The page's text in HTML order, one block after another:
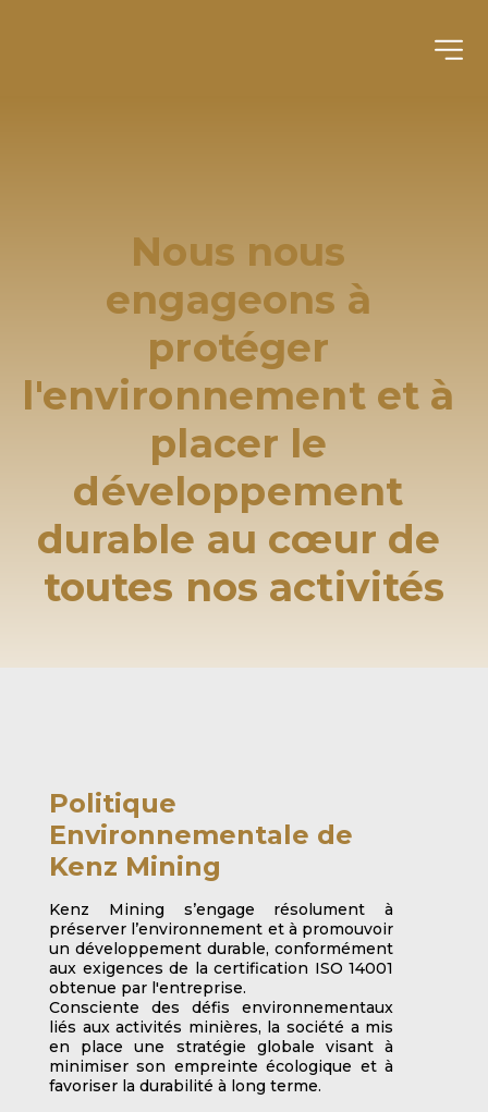
Nous nous
engageons à
protéger
l'environnement et à
placer le
développement
durable au cœur de
toutes nos activités
Politique
Environnementale de
Kenz Mining
Kenz Mining s’engage résolument à
préserver l’environnement et à promouvoir
un développement durable, conformément
aux exigences de la certification ISO 14001
obtenue par l'entreprise.
Consciente des défis environnementaux
liés aux activités minières, la société a mis
en place une stratégie globale visant à
minimiser son empreinte écologique et à
favoriser la durabilité à long terme.